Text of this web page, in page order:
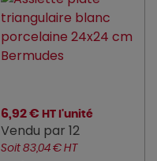
6,92 € HT l'unité
Vendu par 12
Soit 83,04 € HT